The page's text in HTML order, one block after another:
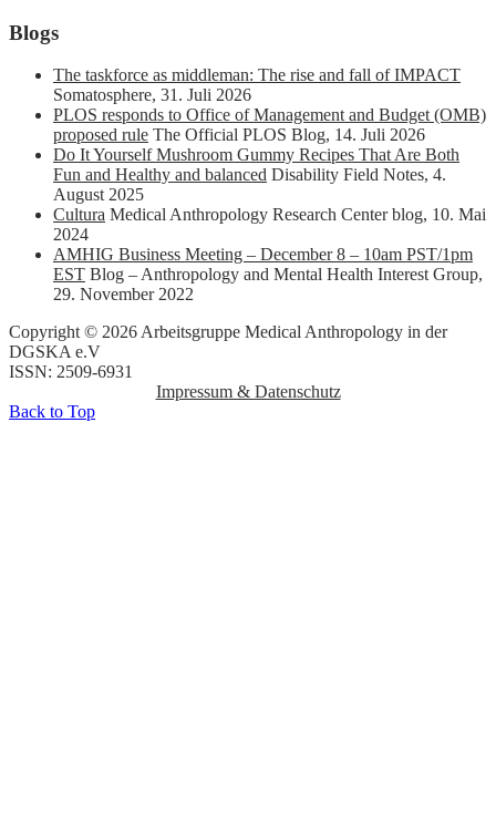
Blogs
The taskforce as middleman: The rise and fall of IMPACT
Somatosphere, 31. Juli 2026
PLOS responds to Office of Management and Budget (OMB)
proposed rule The Official PLOS Blog, 14. Juli 2026
Do It Yourself Mushroom Gummy Recipes That Are Both
Fun and Healthy and balanced Disability Field Notes, 4.
August 2025
Cultura Medical Anthropology Research Center blog, 10. Mai
2024
AMHIG Business Meeting – December 8 – 10am PST/1pm
EST Blog – Anthropology and Mental Health Interest Group,
29. November 2022
Copyright © 2026 Arbeitsgruppe Medical Anthropology in der
DGSKA e.V
ISSN: 2509-6931
Impressum & Datenschutz
Back to Top